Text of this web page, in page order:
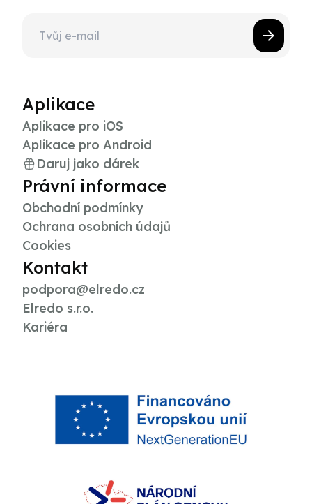
Aplikace
Aplikace pro iOS
Aplikace pro Android
Daruj jako dárek
Právní informace
Obchodní podmínky
Ochrana osobních údajů
Cookies
Kontakt
podpora@elredo.cz
Elredo s.r.o.
Kariéra